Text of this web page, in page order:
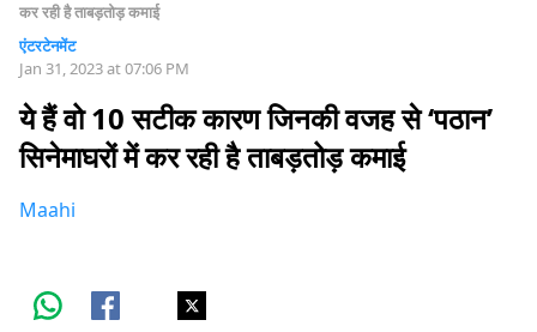
कर रही है ताबड़तोड़ कमाई
एंटरटेनमेंट
Jan 31, 2023 at 07:06 PM
ये हैं वो 10 सटीक कारण जिनकी वजह से ‘पठान’
सिनेमाघरों में कर रही है ताबड़तोड़ कमाई
Maahi